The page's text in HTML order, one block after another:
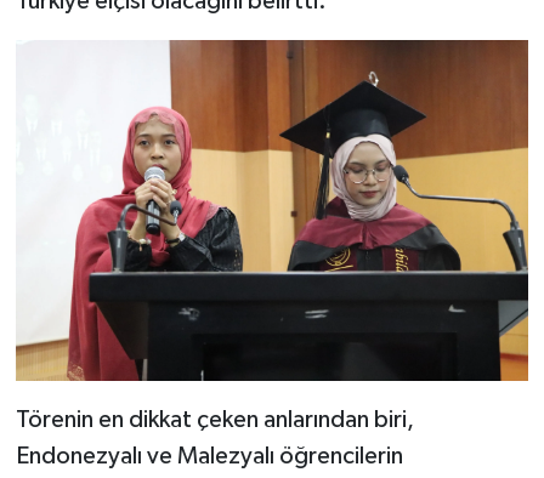
Törenin en dikkat çeken anlarından biri,
Endonezyalı ve Malezyalı öğrencilerin